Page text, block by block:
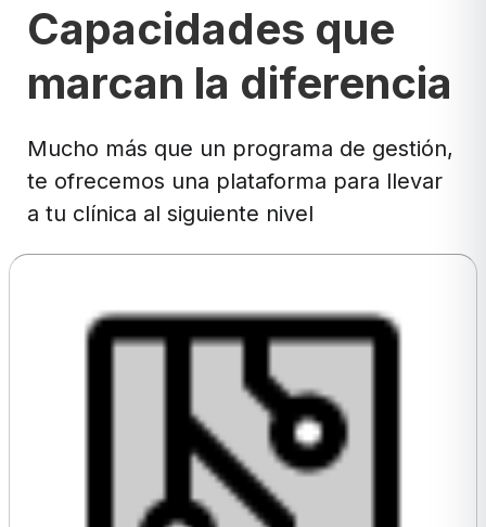
Capacidades que
marcan la diferencia
Mucho más que un programa de gestión,
te ofrecemos una plataforma para llevar
a tu clínica al siguiente nivel